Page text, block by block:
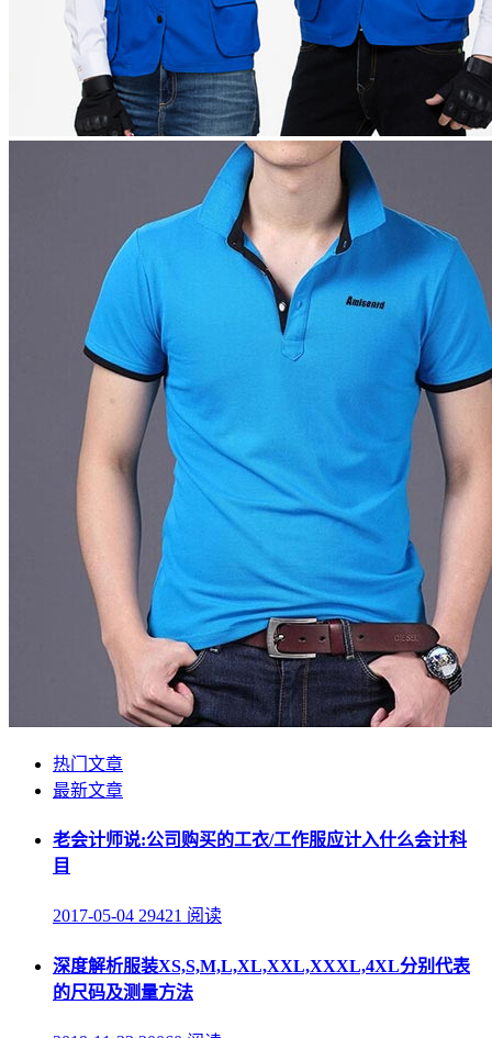
热门文章
最新文章
老会计师说:公司购买的工衣/工作服应计入什么会计科
目
2017-05-04 29421 阅读
深度解析服装XS,S,M,L,XL,XXL,XXXL,4XL分别代表
的尺码及测量方法